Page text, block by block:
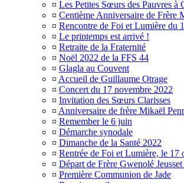
¤ Les Petites Sœurs des Pauvres à
¤ Centième Anniversaire de Frère
¤ Rencontre de Foi et Lumière du
¤ Le printemps est arrivé !
¤ Retraite de la Fraternité
¤ Noël 2022 de la FFS 44
¤ Glagla au Couvent
¤ Accueil de Guillaume Otrage
¤ Concert du 17 novembre 2022
¤ Invitation des Sœurs Clarisses
¤ Anniversaire de frère Mikaël
¤ Remember le 6 juin
¤ Démarche synodale
¤ Dimanche de la Santé 2022
¤ Rentrée de Foi et Lumière, le 17
¤ Départ de Frère Gwenolé
¤ Première Communion de Jade